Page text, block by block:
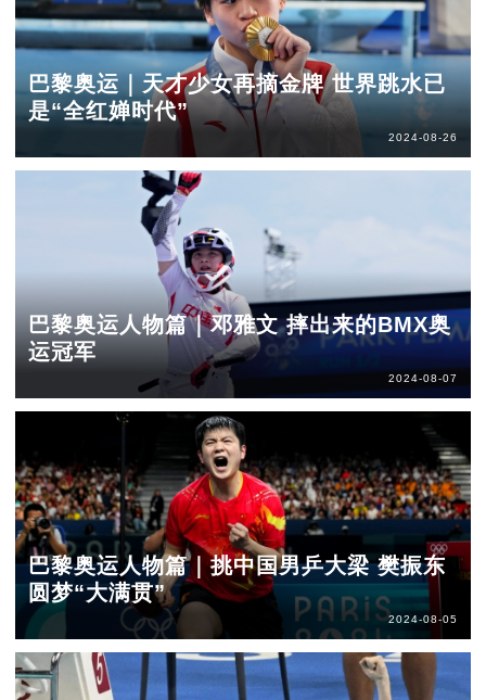
巴黎奥运｜天才少女再摘金牌 世界跳水已
是“全红婵时代”
2024-08-26
巴黎奥运人物篇｜邓雅文 摔出来的BMX奥
运冠军
2024-08-07
巴黎奥运人物篇｜挑中国男乒大梁 樊振东
圆梦“大满贯”
2024-08-05